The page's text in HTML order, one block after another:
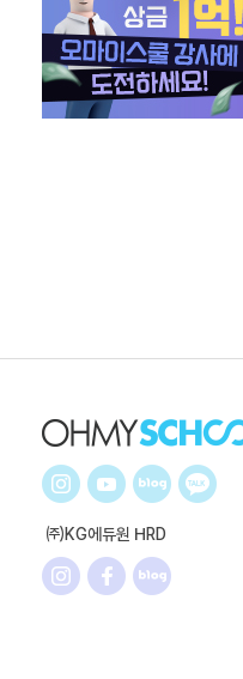
㈜KG에듀원 HRD